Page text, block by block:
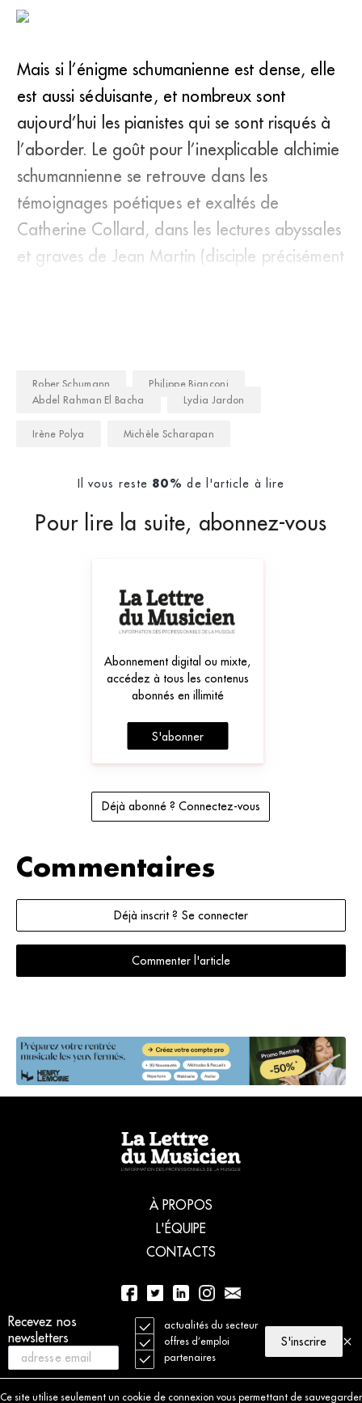
Recevez nos
newsletters
actualités du secteur
offres d’emploi
partenaires
S'inscrire
Ce site utilise seulement un cookie de connexion vous permettant de sauvegarder
Mais si l’énigme schumanienne est dense, elle
est aussi séduisante, et nombreux sont
aujourd’hui les pianistes qui se sont risqués à
l’aborder. Le goût pour l’inexplicable alchimie
schumannienne se retrouve dans les
témoignages poétiques et exaltés de
Catherine Collard, dans les lectures abyssales
et graves de Jean Martin (disciple précisément
Rober Schumann
Philippe Bianconi
Abdel Rahman El Bacha
Lydia Jardon
Irène Polya Michèle Scharapan
Il vous reste 80% de l'article à lire
Pour lire la suite, abonnez-vous
Abonnement digital ou mixte,
accédez à tous les contenus
abonnés en illimité
S'abonner
Déjà abonné ? Connectez-vous
Commentaires
Déjà inscrit ? Se connecter
Commenter l'article
À PROPOS
L'ÉQUIPE
CONTACTS
01 56 77 04 00
© 2021 La Lettre du Musicien. Tous droits réservés